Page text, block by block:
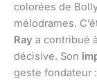
colorées de
mélodrames.
Ray a contribué
décisive. Son
geste fondateur